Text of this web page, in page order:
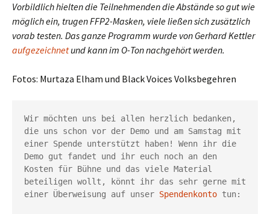
Vorbildlich hielten die Teilnehmenden die Abstände so gut wie
möglich ein, trugen FFP2-Masken, viele ließen sich zusätzlich
vorab testen. Das ganze Programm wurde von Gerhard Kettler
aufgezeichnetund kann im O-Ton nachgehört werden.
Fotos: Murtaza Elham und Black Voices Volksbegehren
Wir möchten uns bei allen herzlich bedanken,
die uns schon vor der Demo und am Samstag mit
einer Spende unterstützt haben! Wenn ihr die
Demo gut fandet und ihr euch noch an den
Kosten für Bühne und das viele Material
beteiligen wollt, könnt ihr das sehr gerne mit
einer Überweisung auf unser Spendenkonto tun: